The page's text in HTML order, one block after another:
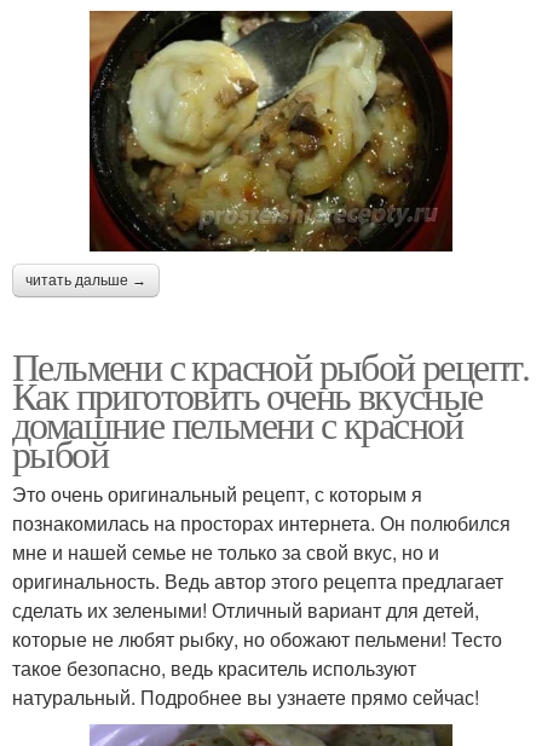
читать дальше →
Пельмени с красной рыбой рецепт.
Как приготовить очень вкусные
домашние пельмени с красной
рыбой
Это очень оригинальный рецепт, с которым я
познакомилась на просторах интернета. Он полюбился
мне и нашей семье не только за свой вкус, но и
оригинальность. Ведь автор этого рецепта предлагает
сделать их зелеными! Отличный вариант для детей,
которые не любят рыбку, но обожают пельмени! Тесто
такое безопасно, ведь краситель используют
натуральный. Подробнее вы узнаете прямо сейчас!